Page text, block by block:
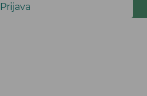
Prijava